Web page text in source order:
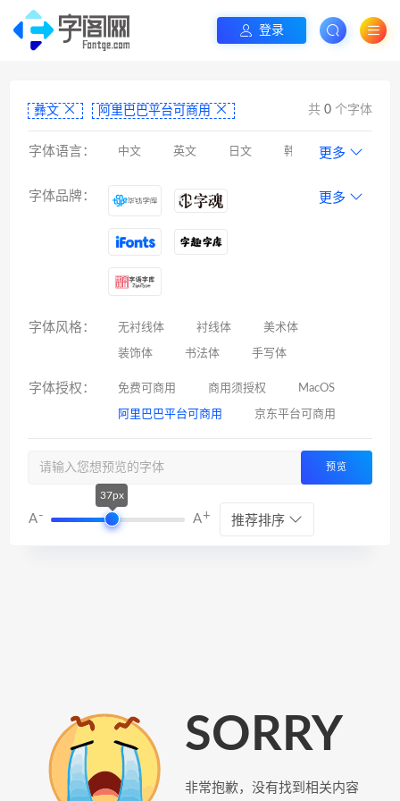
登录
彝文 阿里巴巴平台可商用 共 0 个字体
字体语言： 中文 英文 日文 韩文
罗马尼亚文 彝文
更多
字体品牌： 更多
字体风格： 无衬线体 衬线体 美术体
装饰体 书法体 手写体
字体授权： 免费可商用 商用须授权 MacOS
阿里巴巴平台可商用 京东平台可商用
预览
A-
37px
A+ 推荐排序
SORRY
非常抱歉，没有找到相关内容